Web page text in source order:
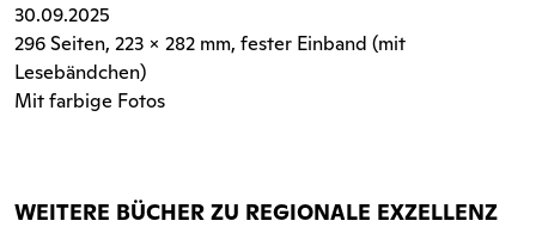
30.09.2025
296 Seiten, 223 x 282 mm, fester Einband (mit
Lesebändchen)
Mit farbige Fotos
WEITERE BÜCHER ZU REGIONALE EXZELLENZ